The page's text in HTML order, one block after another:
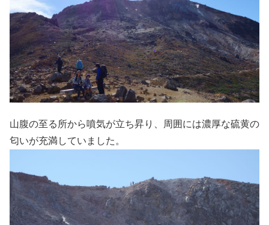
山腹の至る所から噴気が立ち昇り、周囲には濃厚な硫黄の
匂いが充満していました。